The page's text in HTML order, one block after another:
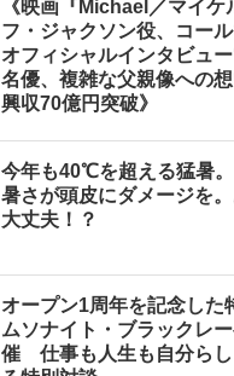
《映画『Michael／マイケ
フ・ジャクソン役、コー
オフィシャルインタビュ
名優、複雑な父親像への
興収70億円突破》
今年も40℃を超える猛暑
暑さが頭皮にダメージを
大丈夫！？
オープン1周年を記念した
ムソナイト・ブラックレ
催 仕事も人生も自分らし